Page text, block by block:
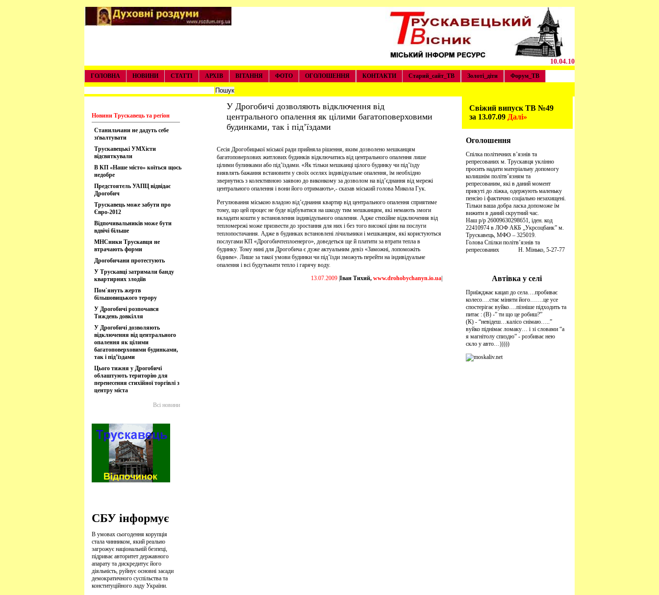
10.04.10
ГОЛОВНА НОВИНИ СТАТТІ АРХІВ ВІТАННЯ ФОТО ОГОЛОШЕННЯ КОНТАКТИ Старий_сайт_ТВ Золоті_діти Форум_ТВ
У Дрогобичі дозволяють відключення від
центрального опалення як цілими багатоповерховими
будинками, так і під’їздами
Сесія Дрогобицької міської ради прийняла рішення, яким дозволено мешканцям
багатоповерхових житлових будинків відключатись від центрального опалення лише
цілими булинками або під’їздами. «Як тільки мешканці цілого будинку чи під’їзду
виявлять бажання встановити у своїх оселях індивідуальне опалення, їм необхідно
звернутись з колективною заявою до виконкому за дозволом на від’єднання від мережі
центрального опалення і вони його отримають»,- сказав міський голова Микола Гук.
Регулювання міською владою від’єднання квартир від центрального опалення сприятиме
тому, що цей процес не буде відбуватися на шкоду тим мешканцям, які немають змоги
вкладати кошти у встановлення індивідульного опалення. Адже стихійне відключення від
тепломережі може призвести до зростання для них і без того високої ціни на послуги
теплопостачання. Адже в будинках встановлені лічильники і мешканцям, які користуються
послугами КП «Дрогобичтеплоенерго», доведеться ще й платити за втрати тепла в
будинку. Тому нині для Дрогобича є дуже актуальним девіз «Заможні, лопоможіть
бідним». Лише за такої умови будинки чи під’їзди зможуть перейти на індивідуальне
опалення і всі будутьмати тепло і гарячу воду.
13.07.2009 Іван Тихий, www.drohobychanyn.io.ua
Новини Трускавець та регіон
Станильчани не дадуть себе
зґвалтувати
Трускавецькі УМХісти
відсвяткували
В КП «Наше місто» коїться щось
недобре
Предстоятель УАПЦ відвідає
Дрогобич
Трускавець може забути про
Євро-2012
Відпочивальників може бути
вдвічі більше
МНСники Трускавця не
втрачають форми
Дрогобичани протестують
У Трускавці затримали банду
квартирних злодіїв
Пом`януть жертв
більшовицького терору
У Дрогобичі розпочався
Тиждень довкілля
У Дрогобичі дозволяють
відключення від центрального
опалення як цілими
багатоповерховими будинками,
так і під’їздами
Цього тижня у Дрогобичі
облаштують територію для
перенесення стихійної торгівлі з
центру міста
Всі новини
СБУ інформує
В умовах сьогодення корупція
стала чинником, який реально
загрожує національній безпеці,
підриває авторитет державного
апарату та дискредитує його
діяльність, руйнує основні засади
демократичного суспільства та
конституційного ладу України.
Свіжий випуск ТВ №49
за 13.07.09 Далі»
Оголошення
Спілка політичних в’язнів та
репресованих м. Трускавця уклінно
просить надати матеріальну допомогу
колишнім політв’язням та
репресованим, які в даний момент
прикуті до ліжка, одержують маленьку
пенсію і фактично соціально незахищені.
Тільки ваша добра ласка допоможе їм
вижити в даний скрутний час.
Наш р/р 26009630298651, іден. код
22410974 в ЛОФ АКБ „Укрсоцбанк” м.
Трускавець, МФО – 325019.
Голова Спілки політв’язнів та
репресованих Н. Мінько, 5-27-77
Автівка у селі
Приїжджає кацап до села….пробиває
колесо….стає міняти його…….це усе
спостерігає вуйко….пізніше підходить та
питає : (В) -” ти що це робиш?”
(К) - “невідеш…калісо снімаю…..”
вуйко піднімає ломаку… і зі словами “а
я магнітолу спиздю” - розбиває нею
скло у авто…)))))